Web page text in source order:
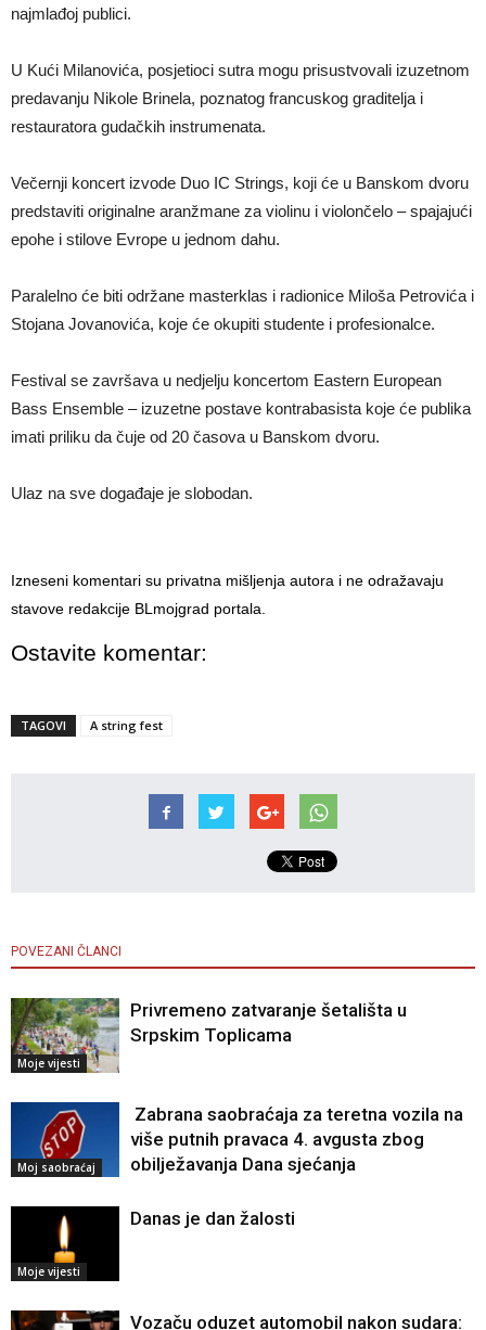
najmlađoj publici.
U Kući Milanovića, posjetioci sutra mogu prisustvovali izuzetnom
predavanju Nikole Brinela, poznatog francuskog graditelja i
restauratora gudačkih instrumenata.
Večernji koncert izvode Duo IC Strings, koji će u Banskom dvoru
predstaviti originalne aranžmane za violinu i violončelo – spajajući
epohe i stilove Evrope u jednom dahu.
Paralelno će biti održane masterklas i radionice Miloša Petrovića i
Stojana Jovanovića, koje će okupiti studente i profesionalce.
Festival se završava u nedjelju koncertom Eastern European
Bass Ensemble – izuzetne postave kontrabasista koje će publika
imati priliku da čuje od 20 časova u Banskom dvoru.
Ulaz na sve događaje je slobodan.
Izneseni komentari su privatna mišljenja autora i ne odražavaju
stavove redakcije BLmojgrad portala.
Ostavite komentar:
TAGOVI A string fest
POVEZANI ČLANCI
Moje vijesti
Privremeno zatvaranje šetališta u
Srpskim Toplicama
Moj saobraćaj
Zabrana saobraćaja za teretna vozila na
više putnih pravaca 4. avgusta zbog
obilježavanja Dana sjećanja
Moje vijesti
Danas je dan žalosti
Vozaču oduzet automobil nakon sudara: